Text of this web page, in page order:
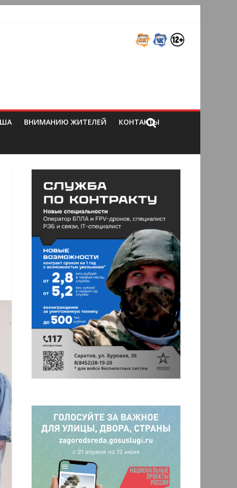
ВНИМАНИЮ ЖИТЕЛЕЙ КОНТАКТЫ